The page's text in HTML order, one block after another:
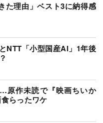
た理由」ベスト3に納得感
NTT「小型国産AI」1年後
原作未読で『映画ちいか
らったワケ